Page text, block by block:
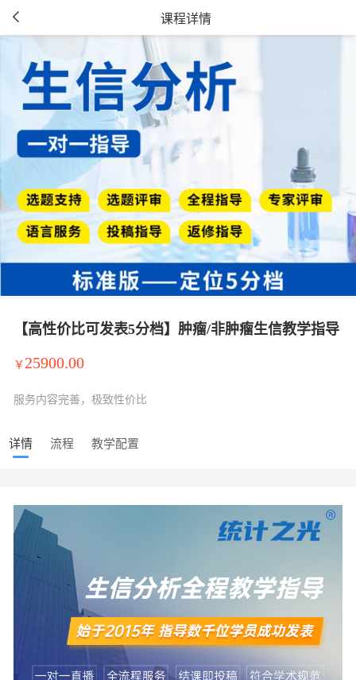
课程详情
【高性价比可发表5分档】肿瘤/非肿瘤生信教学指导
￥ 25900.00
服务内容完善，极致性价比
详情 流程 教学配置